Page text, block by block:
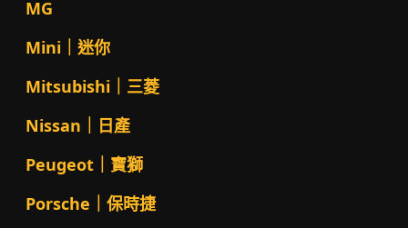
MG
Mini｜迷你
Mitsubishi｜三菱
Nissan｜日產
Peugeot｜寶獅
Porsche｜保時捷